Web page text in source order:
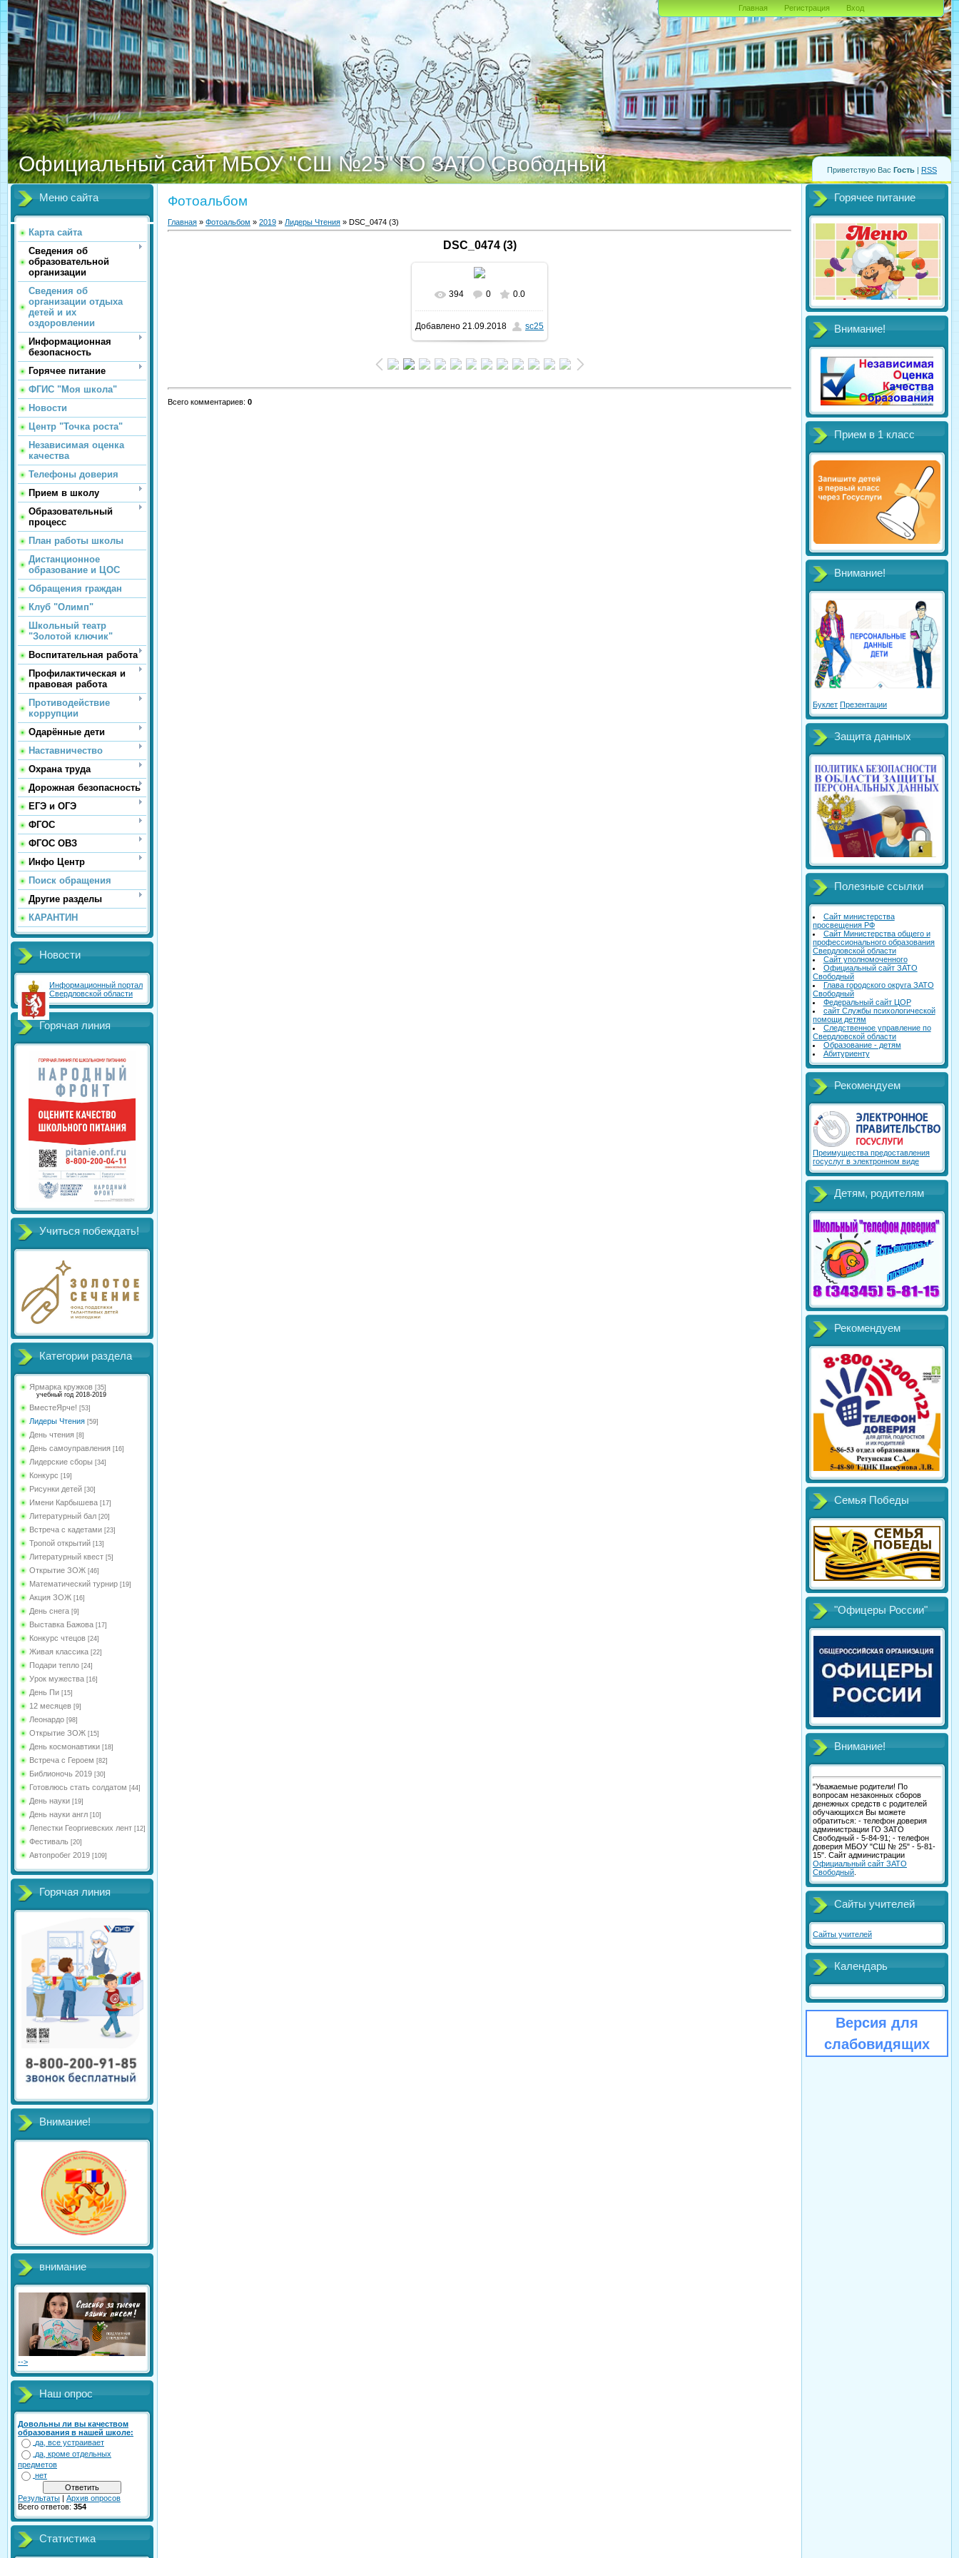
Приветствую Вас Гость | RSS
Официальный сайт МБОУ "СШ №25" ГО ЗАТО Свободный
Главная Регистрация Вход
Меню сайта
Карта сайта
Сведения об
образовательной
организации
Сведения об
организации отдыха
детей и их
оздоровлении
Информационная
безопасность
Горячее питание
ФГИС "Моя школа"
Новости
Центр "Точка роста"
Независимая оценка
качества
Телефоны доверия
Прием в школу
Образовательный
процесс
План работы школы
Дистанционное
образование и ЦОС
Обращения граждан
Клуб "Олимп"
Школьный театр
"Золотой ключик"
Воспитательная работа
Профилактическая и
правовая работа
Противодействие
коррупции
Одарённые дети
Наставничество
Охрана труда
Дорожная безопасность
ЕГЭ и ОГЭ
ФГОС
ФГОС ОВЗ
Инфо Центр
Поиск обращения
Другие разделы
КАРАНТИН
Новости
Информационный портал
Свердловской области
Горячая линия
Учиться побеждать!
Категории раздела
Ярмарка кружков [35]
учебный год 2018-2019
ВместеЯрче! [53]
Лидеры Чтения [59]
День чтения [8]
День самоуправления [16]
Лидерские сборы [34]
Конкурс [19]
Рисунки детей [30]
Имени Карбышева [17]
Литературный бал [20]
Встреча с кадетами [23]
Тропой открытий [13]
Литературный квест [5]
Открытие ЗОЖ [46]
Математический турнир [19]
Акция ЗОЖ [16]
День снега [9]
Выставка Бажова [17]
Конкурс чтецов [24]
Живая классика [22]
Подари тепло [24]
Урок мужества [16]
День Пи [15]
12 месяцев [9]
Леонардо [98]
Открытие ЗОЖ [15]
День космонавтики [18]
Встреча с Героем [82]
Библионочь 2019 [30]
Готовлюсь стать солдатом [44]
День науки [19]
День науки англ [10]
Лепестки Георгиевских лент [12]
Фестиваль [20]
Автопробег 2019 [109]
Горячая линия
Внимание!
внимание
-->
Наш опрос
Довольны ли вы качеством
образования в нашей школе:
да, все устраивает
да, кроме отдельных
предметов
нет
Результаты | Архив опросов
Всего ответов: 354
Статистика
Фотоальбом
Главная » Фотоальбом » 2019 » Лидеры Чтения » DSC_0474 (3)
DSC_0474 (3)
394 0 0.0
Добавлено 21.09.2018 sc25
Всего комментариев: 0
Горячее питание
Внимание!
Прием в 1 класс
Внимание!
Буклет Презентации
Защита данных
Полезные ссылки
Сайт министерства
просвещения РФ
Сайт Министерства общего и
профессионального образования
Свердловской области
Сайт уполномоченного
Официальный сайт ЗАТО
Свободный
Глава городского округа ЗАТО
Свободный
Федеральный сайт ЦОР
сайт Службы психологической
помощи детям
Следственное управление по
Свердловской области
Образование - детям
Абитуриенту
Рекомендуем
Преимущества предоставления
госуслуг в электронном виде
Детям, родителям
Рекомендуем
Семья Победы
"Офицеры России"
Внимание!
"Уважаемые родители! По
вопросам незаконных сборов
денежных средств с родителей
обучающихся Вы можете
обратиться: - телефон доверия
администрации ГО ЗАТО
Свободный - 5-84-91; - телефон
доверия МБОУ "СШ № 25" - 5-81-
15". Сайт администрации
Официальный сайт ЗАТО
Свободный
Сайты учителей
Сайты учителей
Календарь
Версия для
слабовидящих